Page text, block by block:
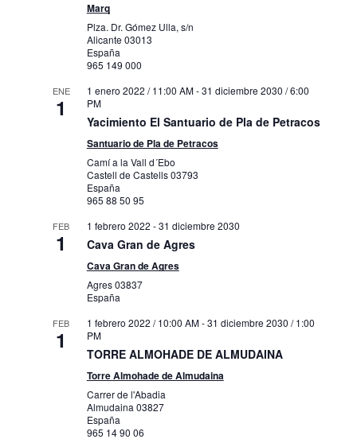
Marq
Plza. Dr. Gómez Ulla, s/n
Alicante 03013
España
965 149 000
ENE
1
1 enero 2022 / 11:00 AM-31 diciembre 2030 / 6:00
PM
Yacimiento El Santuario de Pla de Petracos
Santuario de Pla de Petracos
Camí a la Vall d´Ebo
Castell de Castells03793
España
965 88 50 95
FEB
1
1 febrero 2022 -31 diciembre 2030
Cava Gran de Agres
Cava Gran de Agres
Agres03837
España
FEB
1
1 febrero 2022 / 10:00 AM-31 diciembre 2030 / 1:00
PM
TORRE ALMOHADE DE ALMUDAINA
Torre Almohade de Almudaina
Carrer de l'Abadia
Almudaina 03827
España
965 14 90 06